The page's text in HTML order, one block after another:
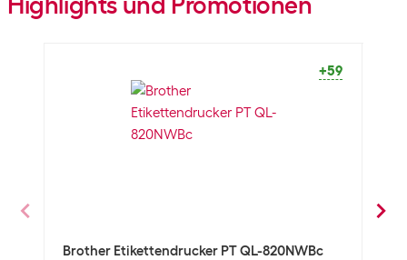
+59
Brother Etikettendrucker PT QL-820NWBc